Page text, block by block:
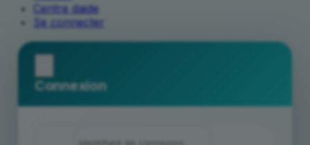
Centre daide
Se connecter
Connexion